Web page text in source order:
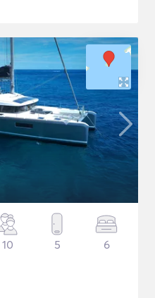
10 5 6